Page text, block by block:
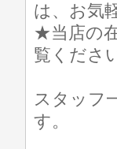
は、お気
★当店の
覧くださ
スタッフ
す。